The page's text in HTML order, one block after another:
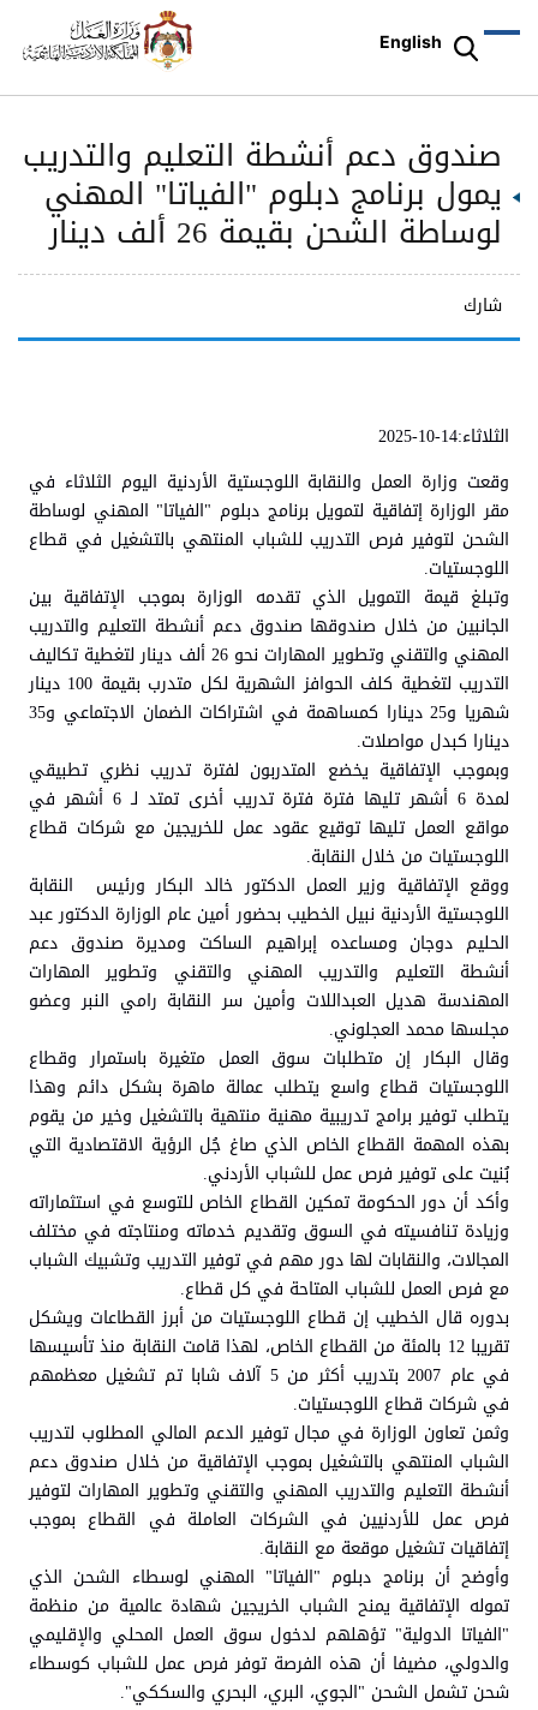
English
صندوق دعم أنشطة التعليم والتدريب
يمول برنامج دبلوم "الفياتا" المهني
لوساطة الشحن بقيمة 26 ألف دينار
شارك
الثلاثاء:14-10-2025
وقعت وزارة العمل والنقابة اللوجستية الأردنية اليوم الثلاثاء في
مقر الوزارة إتفاقية لتمويل برنامج دبلوم "الفياتا" المهني لوساطة
الشحن لتوفير فرص التدريب للشباب المنتهي بالتشغيل في قطاع
اللوجستيات.
وتبلغ قيمة التمويل الذي تقدمه الوزارة بموجب الإتفاقية بين
الجانبين من خلال صندوقها صندوق دعم أنشطة التعليم والتدريب
المهني والتقني وتطوير المهارات نحو 26 ألف دينار لتغطية تكاليف
التدريب لتغطية كلف الحوافز الشهرية لكل متدرب بقيمة 100 دينار
شهريا و25 دينارا كمساهمة في اشتراكات الضمان الاجتماعي و35
دينارا كبدل مواصلات.
وبموجب الإتفاقية يخضع المتدربون لفترة تدريب نظري تطبيقي
لمدة 6 أشهر تليها فترة فترة تدريب أخرى تمتد لـ 6 أشهر في
مواقع العمل تليها توقيع عقود عمل للخريجين مع شركات قطاع
اللوجستيات من خلال النقابة.
ووقع الإتفاقية وزير العمل الدكتور خالد البكار ورئيس النقابة
اللوجستية الأردنية نبيل الخطيب بحضور أمين عام الوزارة الدكتور عبد
الحليم دوجان ومساعده إبراهيم الساكت ومديرة صندوق دعم
أنشطة التعليم والتدريب المهني والتقني وتطوير المهارات
المهندسة هديل العبداللات وأمين سر النقابة رامي النبر وعضو
مجلسها محمد العجلوني.
وقال البكار إن متطلبات سوق العمل متغيرة باستمرار وقطاع
اللوجستيات قطاع واسع يتطلب عمالة ماهرة بشكل دائم وهذا
يتطلب توفير برامج تدريبية مهنية منتهية بالتشغيل وخير من يقوم
بهذه المهمة القطاع الخاص الذي صاغ جُل الرؤية الاقتصادية التي
بُنيت على توفير فرص عمل للشباب الأردني.
وأكد أن دور الحكومة تمكين القطاع الخاص للتوسع في استثماراته
وزيادة تنافسيته في السوق وتقديم خدماته ومنتاجته في مختلف
المجالات، والنقابات لها دور مهم في توفير التدريب وتشبيك الشباب
مع فرص العمل للشباب المتاحة في كل قطاع.
بدوره قال الخطيب إن قطاع اللوجستيات من أبرز القطاعات ويشكل
تقريبا 12 بالمئة من القطاع الخاص، لهذا قامت النقابة منذ تأسيسها
في عام 2007 بتدريب أكثر من 5 آلاف شابا تم تشغيل معظمهم
في شركات قطاع اللوجستيات.
وثمن تعاون الوزارة في مجال توفير الدعم المالي المطلوب لتدريب
الشباب المنتهي بالتشغيل بموجب الإتفاقية من خلال صندوق دعم
أنشطة التعليم والتدريب المهني والتقني وتطوير المهارات لتوفير
فرص عمل للأردنيين في الشركات العاملة في القطاع بموجب
إتفاقيات تشغيل موقعة مع النقابة.
وأوضح أن برنامج دبلوم "الفياتا" المهني لوسطاء الشحن الذي
تموله الإتفاقية يمنح الشباب الخريجين شهادة عالمية من منظمة
"الفياتا الدولية" تؤهلهم لدخول سوق العمل المحلي والإقليمي
والدولي، مضيفا أن هذه الفرصة توفر فرص عمل للشباب كوسطاء
شحن تشمل الشحن "الجوي، البري، البحري والسككي".